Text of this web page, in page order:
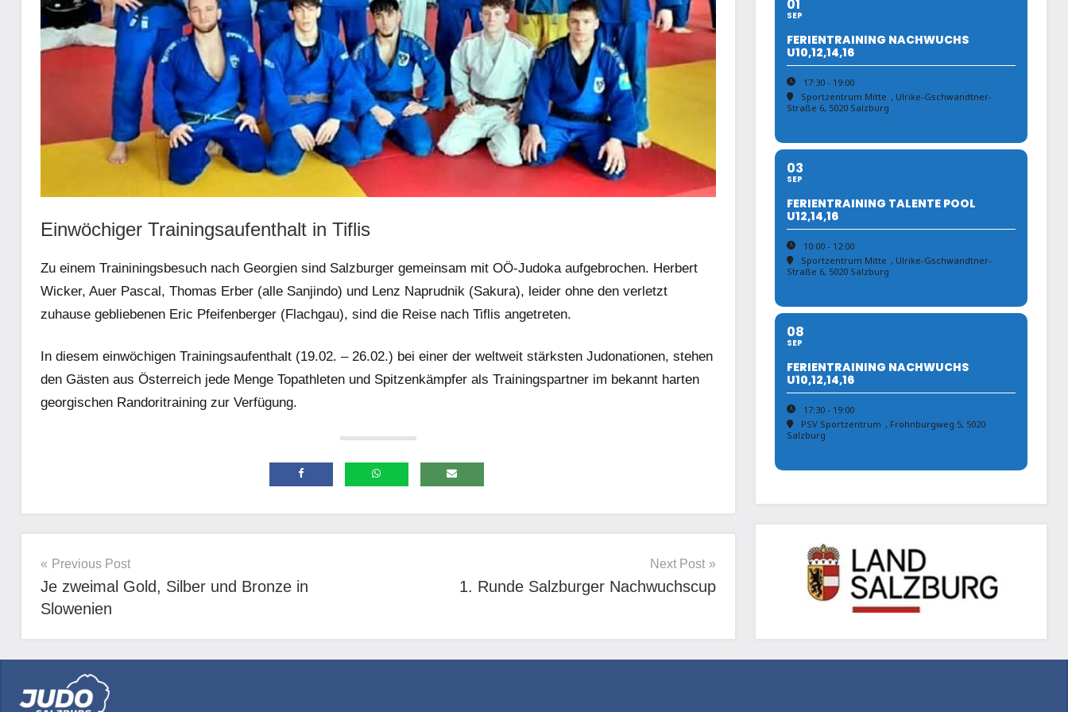
Einwöchiger Trainingsaufenthalt in Tiflis
Zu einem Traininingsbesuch nach Georgien sind Salzburger gemeinsam mit OÖ-Judoka aufgebrochen. Herbert
Wicker, Auer Pascal, Thomas Erber (alle Sanjindo) und Lenz Naprudnik (Sakura), leider ohne den verletzt
zuhause gebliebenen Eric Pfeifenberger (Flachgau), sind die Reise nach Tiflis angetreten.
In diesem einwöchigen Trainingsaufenthalt (19.02. – 26.02.) bei einer der weltweit stärksten Judonationen, stehen
den Gästen aus Österreich jede Menge Topathleten und Spitzenkämpfer als Trainingspartner im bekannt harten
georgischen Randoritraining zur Verfügung.
Beitragsnavigation
Previous Post
Je zweimal Gold, Silber und Bronze in
Slowenien
Next Post
1. Runde Salzburger Nachwuchscup
01
SEP
FERIENTRAINING NACHWUCHS
U10,12,14,16
17:30 - 19:00
Sportzentrum Mitte , Ulrike-Gschwandtner-
Straße 6, 5020 Salzburg
03
SEP
FERIENTRAINING TALENTE POOL
U12,14,16
10:00 - 12:00
Sportzentrum Mitte , Ulrike-Gschwandtner-
Straße 6, 5020 Salzburg
08
SEP
FERIENTRAINING NACHWUCHS
U10,12,14,16
17:30 - 19:00
PSV Sportzentrum , Frohnburgweg 5, 5020
Salzburg